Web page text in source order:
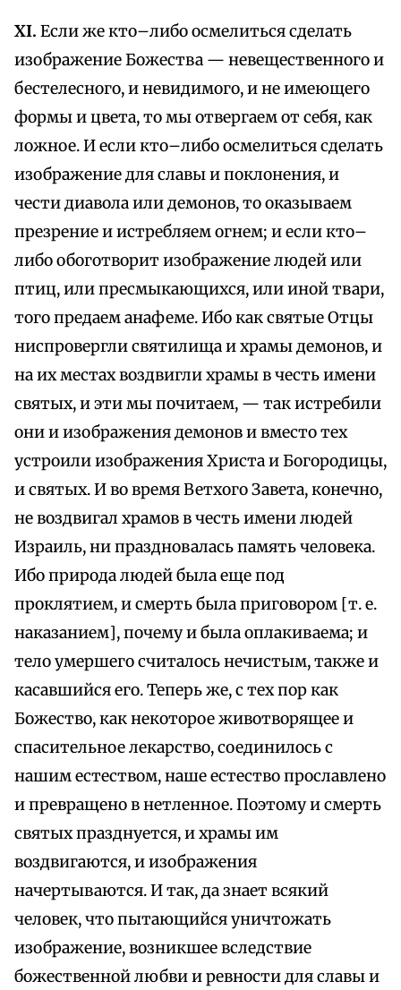
XI. Если же кто–либо осмелиться сделать
изображение Божества — невещественного и
бестелесного, и невидимого, и не имеющего
формы и цвета, то мы отвергаем от себя, как
ложное. И если кто–либо осмелиться сделать
изображение для славы и поклонения, и
чести диавола или демонов, то оказываем
презрение и истребляем огнем; и если кто–
либо обоготворит изображение людей или
птиц, или пресмыкающихся, или иной твари,
того предаем анафеме. Ибо как святые Отцы
ниспровергли святилища и храмы демонов, и
на их местах воздвигли храмы в честь имени
святых, и эти мы почитаем, — так истребили
они и изображения демонов и вместо тех
устроили изображения Христа и Богородицы,
и святых. И во время Ветхого Завета, конечно,
не воздвигал храмов в честь имени людей
Израиль, ни праздновалась память человека.
Ибо природа людей была еще под
проклятием, и смерть была приговором [т. е.
наказанием], почему и была оплакиваема; и
тело умершего считалось нечистым, также и
касавшийся его. Теперь же, с тех пор как
Божество, как некоторое животворящее и
спасительное лекарство, соединилось с
нашим естеством, наше естество прославлено
и превращено в нетленное. Поэтому и смерть
святых празднуется, и храмы им
воздвигаются, и изображения
начертываются. И так, да знает всякий
человек, что пытающийся уничтожать
изображение, возникшее вследствие
божественной любви и ревности для славы и